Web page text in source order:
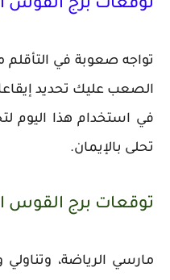
توقعات برج القوس
تواجه صعوبة في
الصعب عليك تحديد
في استخدام هذا اليوم
تحلى بالإيمان.
توقعات برج القوس
مارسي الرياضة،